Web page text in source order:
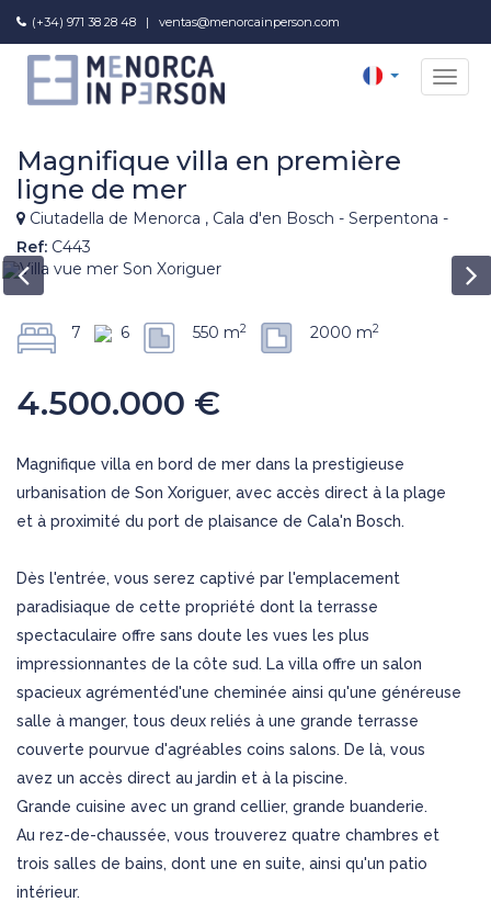
(+34) 971 38 28 48 | ventas@menorcainperson.com
NAV
Magnifique villa en première
ligne de mer
Ciutadella de Menorca , Cala d'en Bosch - Serpentona -
Ref: C443
7 6 550 m2 2000 m2
4.500.000 €
Magnifique villa en bord de mer dans la prestigieuse
urbanisation de Son Xoriguer, avec accès direct à la plage
et à proximité du port de plaisance de Cala'n Bosch.
Dès l'entrée, vous serez captivé par l'emplacement
paradisiaque de cette propriété dont la terrasse
spectaculaire offre sans doute les vues les plus
impressionnantes de la côte sud. La villa offre un salon
spacieux agrémentéd'une cheminée ainsi qu'une généreuse
salle à manger, tous deux reliés à une grande terrasse
couverte pourvue d'agréables coins salons. De là, vous
avez un accès direct au jardin et à la piscine.
Grande cuisine avec un grand cellier, grande buanderie.
Au rez-de-chaussée, vous trouverez quatre chambres et
trois salles de bains, dont une en suite, ainsi qu'un patio
intérieur.